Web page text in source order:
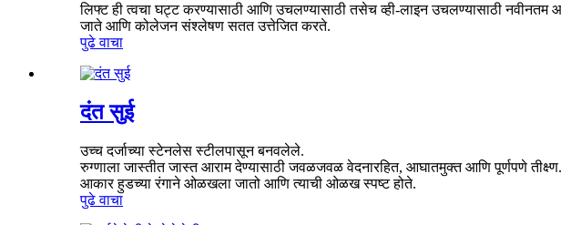
लिफ्ट ही त्वचा घट्ट करण्यासाठी आणि उचलण्यासाठी तसेच व्ही-लाइन उचलण्यासाठी
जाते आणि कोलेजन संश्लेषण सतत उत्तेजित करते.
पुढे वाचा
दंत सुई
उच्च दर्जाच्या स्टेनलेस स्टीलपासून बनवलेले.
रुग्णाला जास्तीत जास्त आराम देण्यासाठी जवळजवळ वेदनारहित, आघातमुक्त आणि पूर्णपणे तीक्ष्ण.
आकार हुडच्या रंगाने ओळखला जातो आणि त्याची ओळख स्पष्ट होते.
पुढे वाचा